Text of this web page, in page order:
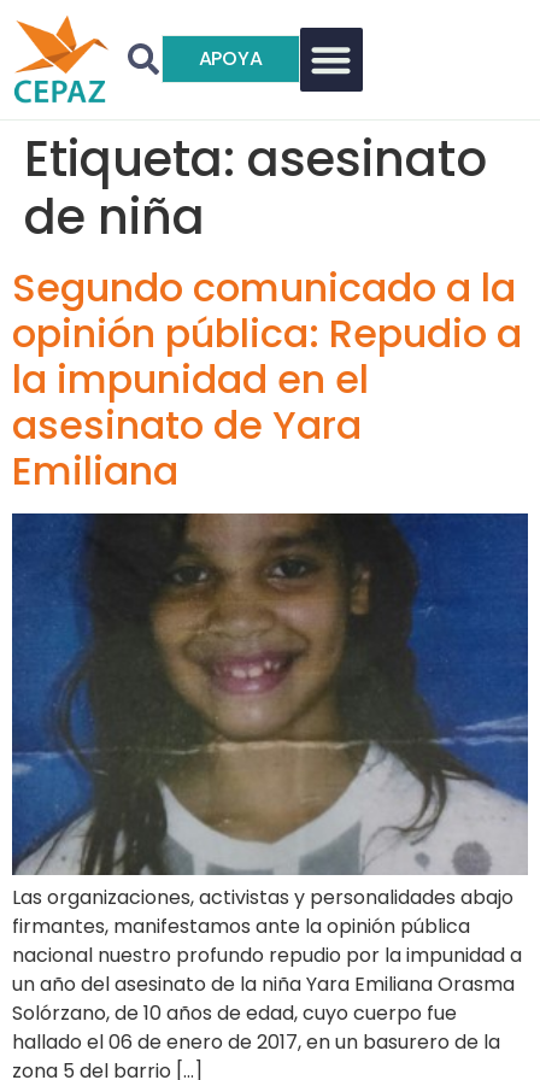
APOYA
Etiqueta: asesinato
de niña
Segundo comunicado a la
opinión pública: Repudio a
la impunidad en el
asesinato de Yara
Emiliana
Las organizaciones, activistas y personalidades abajo
firmantes, manifestamos ante la opinión pública
nacional nuestro profundo repudio por la impunidad a
un año del asesinato de la niña Yara Emiliana Orasma
Solórzano, de 10 años de edad, cuyo cuerpo fue
hallado el 06 de enero de 2017, en un basurero de la
zona 5 del barrio […]